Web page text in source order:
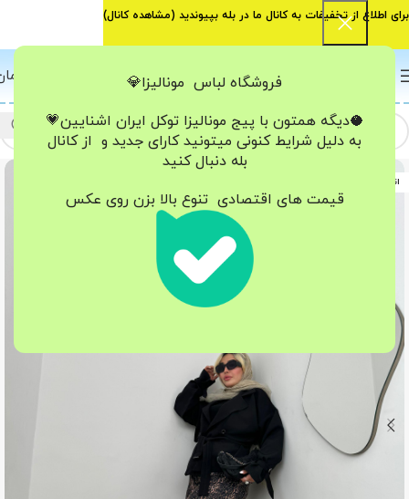
فروشگاه لباس مونالیزا💎
🥥دیگه همتون با پیج مونالیزا تو‌کل ایران اشنایین💗
به دلیل شرایط کنونی میتونید کارای جدید و از کانال
بله دنبال کنید
قیمت های اقتصادی تنوع بالا بزن روی عکس
اتمام موجودی
برای اطلاع از تخفیفات به کانال ما در بله بپیوندید (مشاهده کانال)